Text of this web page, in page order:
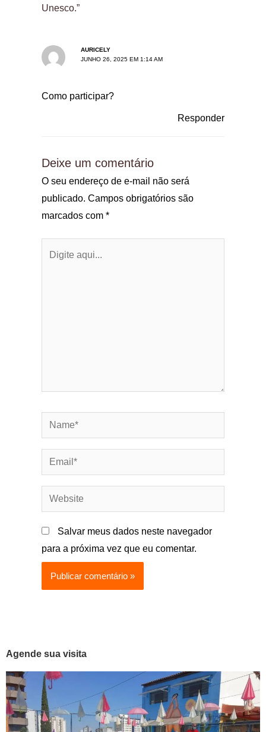
Unesco.”
AURICELY
JUNHO 26, 2025 EM 1:14 AM
Como participar?
Responder
Deixe um comentário
O seu endereço de e-mail não será
publicado. Campos obrigatórios são
marcados com *
Name*
Email*
Website
Salvar meus dados neste navegador
para a próxima vez que eu comentar.
Agende sua visita